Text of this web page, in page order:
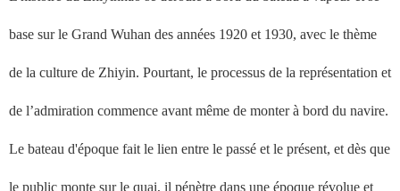
base sur le Grand Wuhan des années 1920 et 1930, avec le thème
de la culture de Zhiyin. Pourtant, le processus de la représentation et
de l’admiration commence avant même de monter à bord du navire.
Le bateau d'époque fait le lien entre le passé et le présent, et dès que
le public monte sur le quai, il pénètre dans une époque révolue et